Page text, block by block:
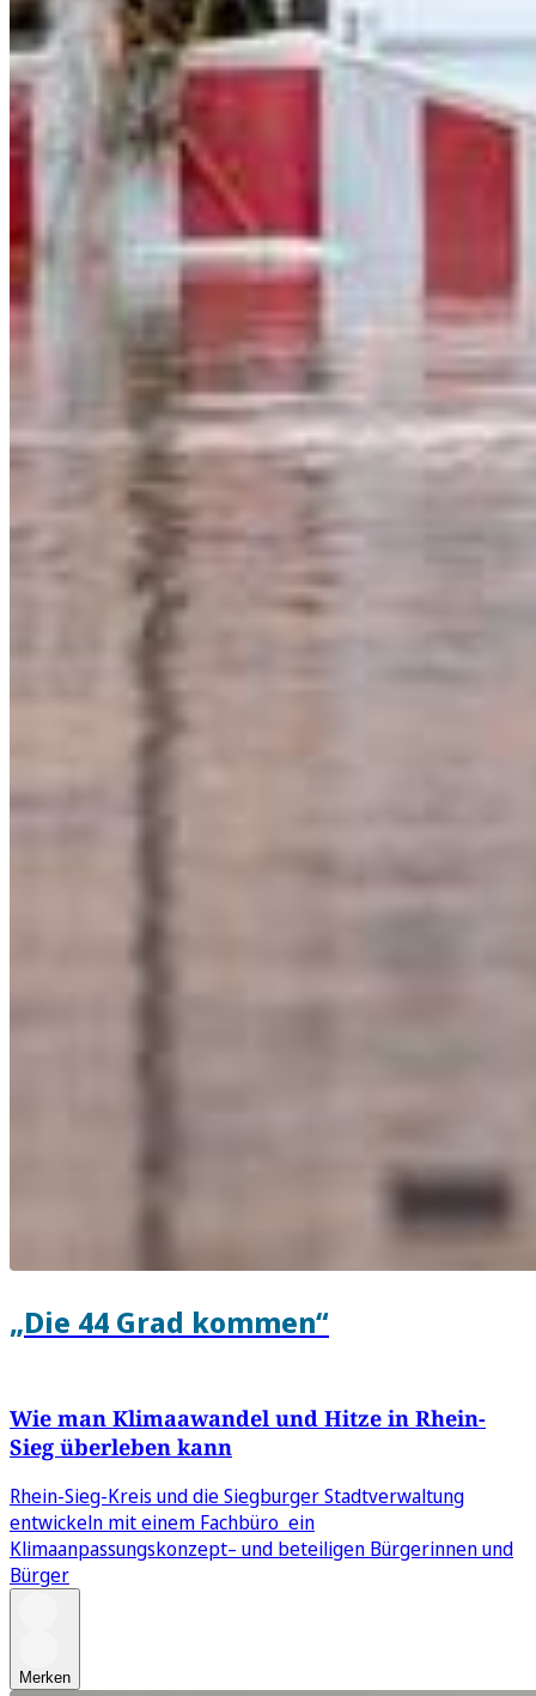
„Die 44 Grad kommen“
Wie man Klimaawandel und Hitze in Rhein-
Sieg überleben kann
Rhein-Sieg-Kreis und die Siegburger Stadtverwaltung
entwickeln mit einem Fachbüro ein
Klimaanpassungskonzept– und beteiligen Bürgerinnen und
Bürger
Merken